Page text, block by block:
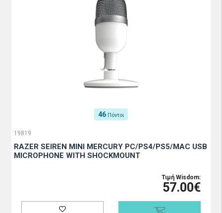
46 Πόντοι
19819
RAZER SEIREN MINI MERCURY PC/PS4/PS5/MAC USB
MICROPHONE WITH SHOCKMOUNT
Τιμή Wisdom:
57.00€